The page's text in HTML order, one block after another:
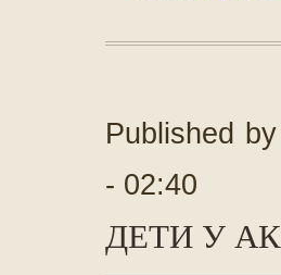
Published
- 02:40
ДЕТИ У